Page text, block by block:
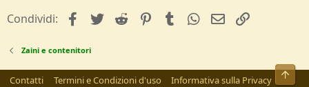
Condividi: facebookTwitterReddit PinterestTumblrWhatsApp
e-mail
Zaini e contenitori
Contatti Termini e Condizioni d'uso
Informativa sulla Privacy
Alto